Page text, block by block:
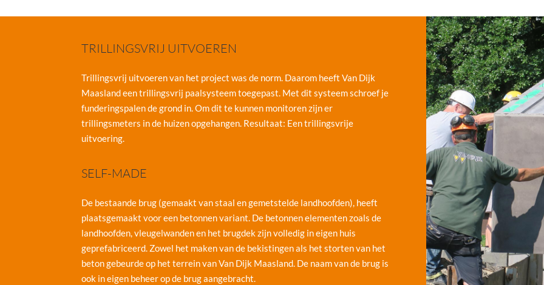
TRILLINGSVRIJ UITVOEREN
Trillingsvrij uitvoeren van het project was de norm. Daarom heeft Van Dijk
Maasland een trillingsvrij paalsysteem toegepast. Met dit systeem schroef je
funderingspalen de grond in. Om dit te kunnen monitoren zijn er
trillingsmeters in de huizen opgehangen. Resultaat: Een trillingsvrije
uitvoering.
SELF-MADE
De bestaande brug (gemaakt van staal en gemetstelde landhoofden), heeft
plaatsgemaakt voor een betonnen variant. De betonnen elementen zoals de
landhoofden, vleugelwanden en het brugdek zijn volledig in eigen huis
geprefabriceerd. Zowel het maken van de bekistingen als het storten van het
beton gebeurde op het terrein van Van Dijk Maasland. De naam van de brug is
ook in eigen beheer op de brug aangebracht.